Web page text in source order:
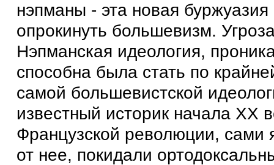
нэпманы - эта новая буржуазия
опрокинуть большевизм.
Нэпманская идеология,
способна была стать по
самой большевистской
известный историк начала ХХ
Французской революции, сами
от нее, покидали